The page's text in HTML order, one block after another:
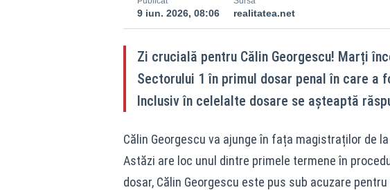
9 iun. 2026, 08:06 realitatea.net
Zi crucială pentru Călin Georgescu! Marți
Sectorului 1 în primul dosar penal în care a
Inclusiv în celelalte dosare se așteaptă
Călin Georgescu va ajunge în fața magistraților de
Astăzi are loc unul dintre primele termene în
dosar, Călin Georgescu este pus sub acuzare